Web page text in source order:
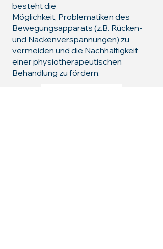
besteht die
Möglichkeit, Problematiken des
Bewegungsapparats (z.B. Rücken-
und Nackenverspannungen) zu
vermeiden und die Nachhaltigkeit
einer physiotherapeutischen
Behandlung zu fördern.